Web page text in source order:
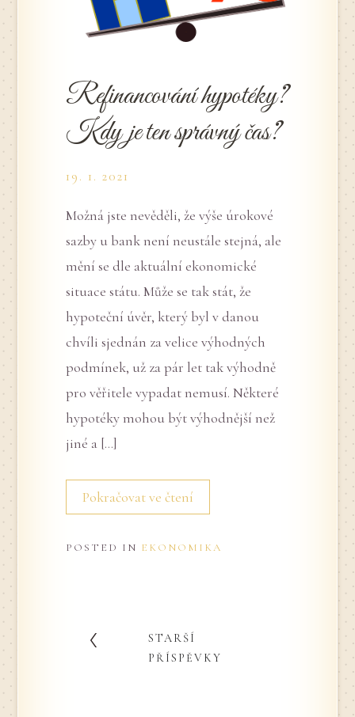
Refinancování hypotéky?
Kdy je ten správný čas?
19. 1. 2021
Možná jste nevěděli, že výše úrokové
sazby u bank není neustále stejná, ale
mění se dle aktuální ekonomické
situace státu. Může se tak stát, že
hypoteční úvěr, který byl v danou
chvíli sjednán za velice výhodných
podmínek, už za pár let tak výhodně
pro věřitele vypadat nemusí. Některé
hypotéky mohou být výhodnější než
jiné a […]
Pokračovat ve čtení
POSTED IN EKONOMIKA
Navigace
STARŠÍ
PŘÍSPĚVKY